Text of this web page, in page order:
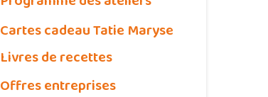
Cartes cadeau Tatie Maryse
Livres de recettes
Offres entreprises